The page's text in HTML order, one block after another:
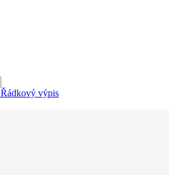
Řádkový výpis